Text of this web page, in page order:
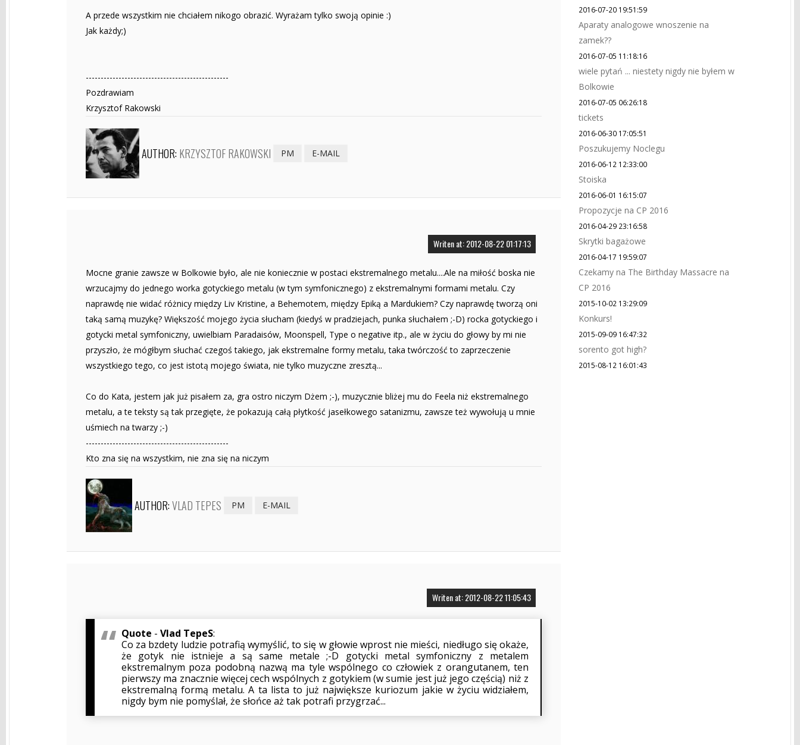
A przede wszystkim nie chciałem nikogo obrazić. Wyrażam tylko swoją opinie :)
Jak każdy;)
------------------------------------------------
Pozdrawiam
Krzysztof Rakowski
AUTHOR: KRZYSZTOF RAKOWSKI PM E-MAIL
Writen at: 2012-08-22 01:17:13
Mocne granie zawsze w Bolkowie było, ale nie koniecznie w postaci ekstremalnego metalu....Ale na miłość boska nie
wrzucajmy do jednego worka gotyckiego metalu (w tym symfonicznego) z ekstremalnymi formami metalu. Czy
naprawdę nie widać różnicy między Liv Kristine, a Behemotem, między Epiką a Mardukiem? Czy naprawdę tworzą oni
taką samą muzykę? Większość mojego życia słucham (kiedyś w pradziejach, punka słuchałem ;-D) rocka gotyckiego i
gotycki metal symfoniczny, uwielbiam Paradaisów, Moonspell, Type o negative itp., ale w życiu do głowy by mi nie
przyszło, że mógłbym słuchać czegoś takiego, jak ekstremalne formy metalu, taka twórczość to zaprzeczenie
wszystkiego tego, co jest istotą mojego świata, nie tylko muzyczne zresztą...
Co do Kata, jestem jak już pisałem za, gra ostro niczym Dżem ;-), muzycznie bliżej mu do Feela niż ekstremalnego
metalu, a te teksty są tak przegięte, że pokazują całą płytkość jasełkowego satanizmu, zawsze też wywołują u mnie
uśmiech na twarzy ;-)
------------------------------------------------
Kto zna się na wszystkim, nie zna się na niczym
AUTHOR:VLAD TEPES PM E-MAIL
Writen at: 2012-08-22 11:05:43
Quote - Vlad TepeS:
Co za bzdety ludzie potrafią wymyślić, to się w głowie wprost nie mieści, niedługo się okaże,
że gotyk nie istnieje a są same metale ;-D gotycki metal symfoniczny z metalem
ekstremalnym poza podobną nazwą ma tyle wspólnego co człowiek z orangutanem, ten
pierwszy ma znacznie więcej cech wspólnych z gotykiem (w sumie jest już jego częścią) niż z
ekstremalną formą metalu. A ta lista to już największe kuriozum jakie w życiu widziałem,
nigdy bym nie pomyślał, że słońce aż tak potrafi przygrzać...
2016-07-20 19:51:59
Aparaty analogowe wnoszenie na
zamek??
2016-07-05 11:18:16
wiele pytań ... niestety nigdy nie byłem w
Bolkowie
2016-07-05 06:26:18
tickets
2016-06-30 17:05:51
Poszukujemy Noclegu
2016-06-12 12:33:00
Stoiska
2016-06-01 16:15:07
Propozycje na CP 2016
2016-04-29 23:16:58
Skrytki bagażowe
2016-04-17 19:59:07
Czekamy na The Birthday Massacre na
CP 2016
2015-10-02 13:29:09
Konkurs!
2015-09-09 16:47:32
sorento got high?
2015-08-12 16:01:43